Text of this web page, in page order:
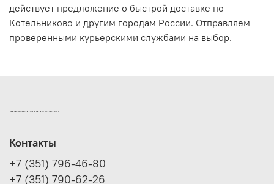
действует предложение о быстрой доставке по
Котельниково и другим городам России. Отправляем
проверенными курьерскими службами на выбор.
ИНТЕРНЕТ-МАГАЗИН ДВЕРНОЙ И МЕБЕЛЬНОЙ ФУРНИТУРЫ САМ
Контакты
+7 (351) 796-46-80
+7 (351) 790-62-26